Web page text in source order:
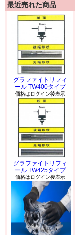
最近売れた商品
グラファイトリフィ
ール TW400タイプ
価格はログイン後表示
グラファイトリフィ
ール TW425タイプ
価格はログイン後表示